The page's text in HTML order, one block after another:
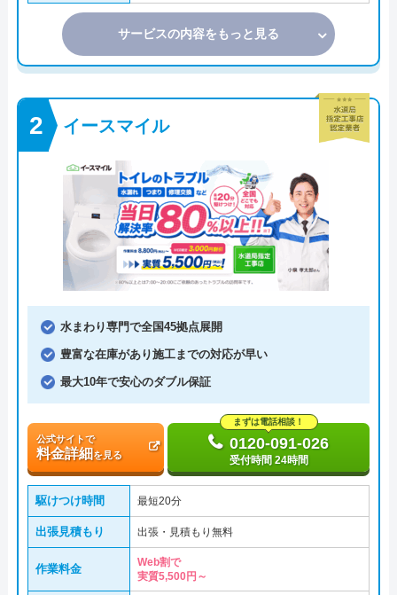
サービスの内容をもっと見る
イースマイル
水まわり専門で全国45拠点展開
豊富な在庫があり施工までの対応が早い
最大10年で安心のダブル保証
公式サイトで
料金詳細を見る
まずは電話相談！
0120-091-026
受付時間 24時間
駆けつけ時間 最短20分
出張見積もり 出張・見積もり無料
作業料金
Web割で
実質5,500円～